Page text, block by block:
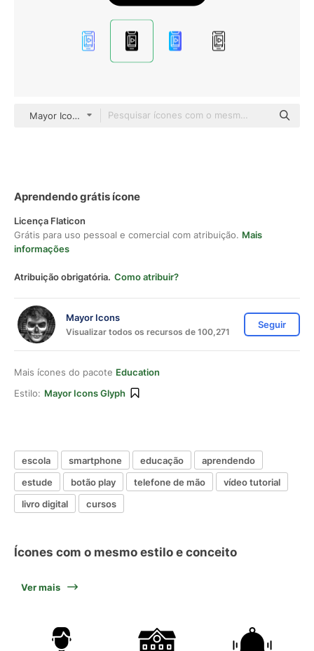
Mayor Icons Glyph
Aprendendo grátis ícone
Licença Flaticon
Grátis para uso pessoal e comercial com atribuição. Mais
informações
Atribuição obrigatória. Como atribuir?
Mayor Icons
Visualizar todos os recursos de 100,271
Seguir
Mais ícones do pacote Education
Estilo: Mayor Icons Glyph
escola smartphone educação
aprendendo
estude
botão play telefone de mão
vídeo tutorial
livro digital
cursos
Ícones com o mesmo estilo e conceito
Ver mais